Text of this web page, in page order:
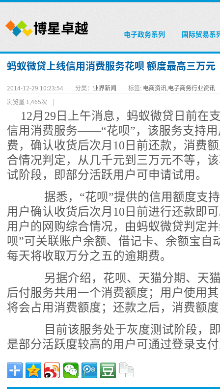
电子政务系列 国际贸易系
蚂蚁微贷上线信用消费服务花呗 额度最高三万元
2014-12-29 10:23:54 | 分类： 业界新闻 | 标签: 电商资讯,电子商务行业资讯
浏览量 1,465次 |
12月29日上午消息，蚂蚁微贷日前在
信用消费服务——“花呗”，该服务支持
费，确认收货后次月10日前还款，消费
合情况判定，从几千元到三万元不等，
试阶段，即部分活跃用户可申请试用。
据悉，“花呗”提供的信用额度支持
用户确认收货后次月10日前进行还款即
用户的网购综合情况，由蚂蚁微贷判定
呗”可关联账户余额、借记卡、余额宝自
每天将收取万分之五的逾期费。
另据介绍，花呗、天猫分期、天猫
后付服务共用一个消费额度；用户使用
将会占用消费额度；还款之后，消费额
目前该服务处于灰度测试阶段，即
是部分活跃度较高的用户可通过登录支